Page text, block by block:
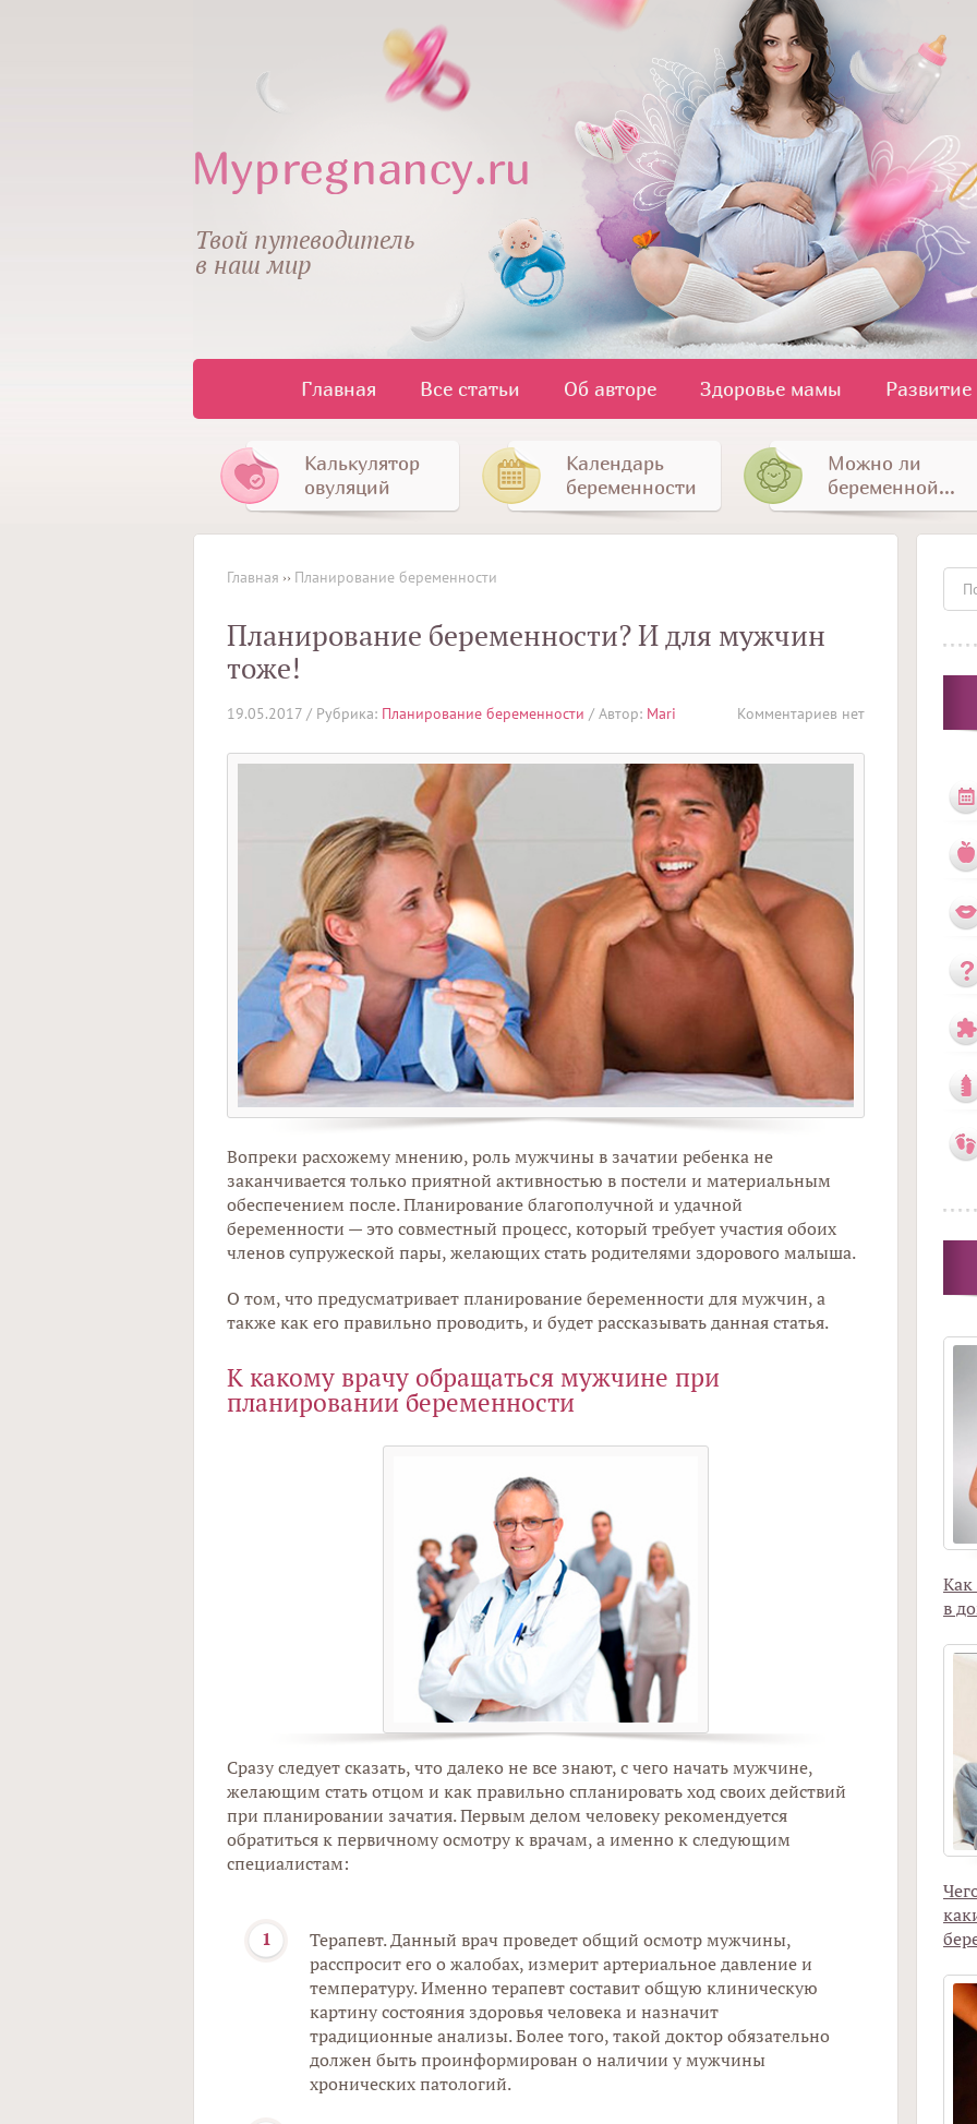
Твой путеводитель
в наш мир
Главная Все статьи Об авторе Здоровье мамы Развитие
Калькулятор
овуляций
Календарь
беременности
Можно ли
беременной...
Как
в
Главная ›› Планирование беременности
Планирование беременности? И для мужчин
тоже!
19.05.2017 / Рубрика: Планирование беременности / Автор: Mari Комментариев нет
Вопреки расхожему мнению, роль мужчины в зачатии ребенка не
заканчивается только приятной активностью в постели и материальным
обеспечением после. Планирование благополучной и удачной
беременности — это совместный процесс, который требует участия обоих
членов супружеской пары, желающих стать родителями здорового малыша.
О том, что предусматривает планирование беременности для мужчин, а
также как его правильно проводить, и будет рассказывать данная статья.
К какому врачу обращаться мужчине при
планировании беременности
Сразу следует сказать, что далеко не все знают, с чего начать мужчине,
желающим стать отцом и как правильно спланировать ход своих действий
при планировании зачатия. Первым делом человеку рекомендуется
обратиться к первичному осмотру к врачам, а именно к следующим
специалистам:
Терапевт. Данный врач проведет общий осмотр мужчины,
расспросит его о жалобах, измерит артериальное давление и
температуру. Именно терапевт составит общую клиническую
картину состояния здоровья человека и назначит
традиционные анализы. Более того, такой доктор обязательно
должен быть проинформирован о наличии у мужчины
хронических патологий.